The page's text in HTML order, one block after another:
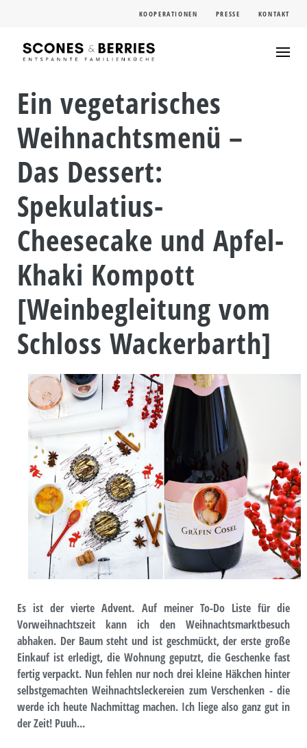
content
KOOPERATIONEN PRESSE KONTAKT
Ein vegetarisches
Weihnachtsmenü –
Das Dessert:
Spekulatius-
Cheesecake und Apfel-
Khaki Kompott
[Weinbegleitung vom
Schloss Wackerbarth]
Es ist der vierte Advent. Auf meiner To-Do Liste für die
Vorweihnachtszeit kann ich den Weihnachtsmarktbesuch
abhaken. Der Baum steht und ist geschmückt, der erste große
Einkauf ist erledigt, die Wohnung geputzt, die Geschenke fast
fertig verpackt. Nun fehlen nur noch drei kleine Häkchen hinter
selbstgemachten Weihnachtsleckereien zum Verschenken - die
werde ich heute Nachmittag machen. Ich liege also ganz gut in
der Zeit! Puuh...